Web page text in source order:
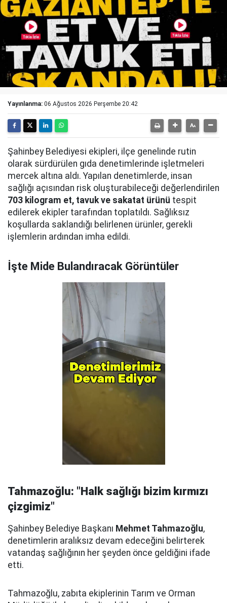
Yayınlanma: 06 Ağustos 2026 Perşembe 20:42
Şahinbey Belediyesi ekipleri, ilçe genelinde rutin
olarak sürdürülen gıda denetimlerinde işletmeleri
mercek altına aldı. Yapılan denetimlerde, insan
sağlığı açısından risk oluşturabileceği değerlendirilen
703 kilogram et, tavuk ve sakatat ürünü tespit
edilerek ekipler tarafından toplatıldı. Sağlıksız
koşullarda saklandığı belirlenen ürünler, gerekli
işlemlerin ardından imha edildi.
İşte Mide Bulandıracak Görüntüler
Tahmazoğlu: "Halk sağlığı bizim kırmızı
çizgimiz"
Şahinbey Belediye Başkanı Mehmet Tahmazoğlu,
denetimlerin aralıksız devam edeceğini belirterek
vatandaş sağlığının her şeyden önce geldiğini ifade
etti.
Tahmazoğlu, zabıta ekiplerinin Tarım ve Orman